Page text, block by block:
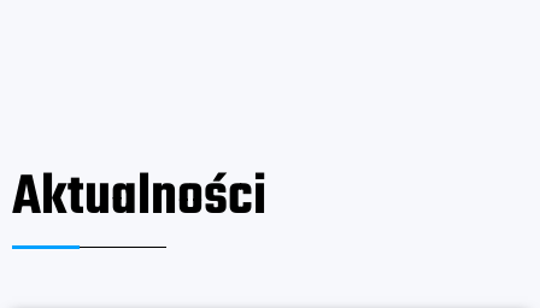
Aktualności